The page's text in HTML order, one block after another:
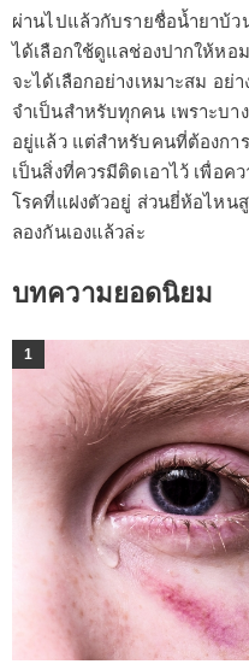
ผ่านไปแล้วกับรายชื่อน้ำยาบ้
ได้เลือกใช้ดูแลช่องปากให้ห
จะได้เลือกอย่างเหมาะสม อย่
จำเป็นสำหรับทุกคน เพราะบ
อยู่แล้ว แต่สำหรับคนที่ต้องกา
เป็นสิ่งที่ควรมีติดเอาไว้ เพื่อ
โรคที่แฝงตัวอยู่ ส่วนยี่ห้อไหน
ลองกันเองแล้วล่ะ
บทความยอดนิยม
1